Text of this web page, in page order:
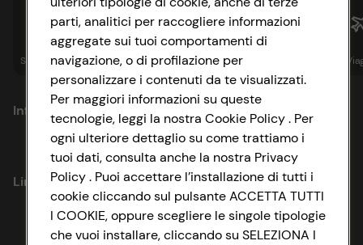
Spesa online Assicurazioni Sapori&
Informazioni
Privacy Policy
Cookie Policy
Impostazioni Cookie
Link utili
Lavora con noi
parti, analitici per raccogliere informazioni
aggregate sui tuoi comportamenti di
navigazione, o di profilazione per
personalizzare i contenuti da te visualizzati.
Per maggiori informazioni su queste
tecnologie, leggi la nostra Cookie Policy . Per
ogni ulteriore dettaglio su come trattiamo i
tuoi dati, consulta anche la nostra Privacy
Policy . Puoi accettare l’installazione di tutti i
cookie cliccando sul pulsante ACCETTA TUTTI
I COOKIE, oppure scegliere le singole tipologie
che vuoi installare, cliccando su SELEZIONA I